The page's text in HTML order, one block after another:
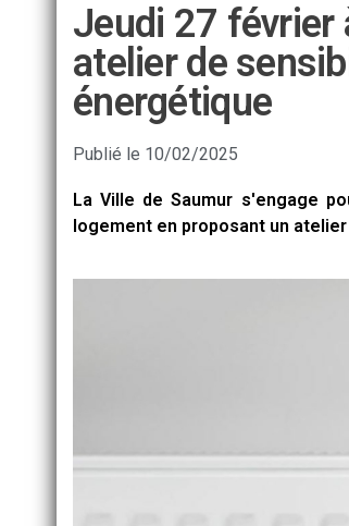
Jeudi 27 février
atelier de
énergétique
Publié le 10/02/2025
La Ville de Saumur s'engage
logement en proposant un